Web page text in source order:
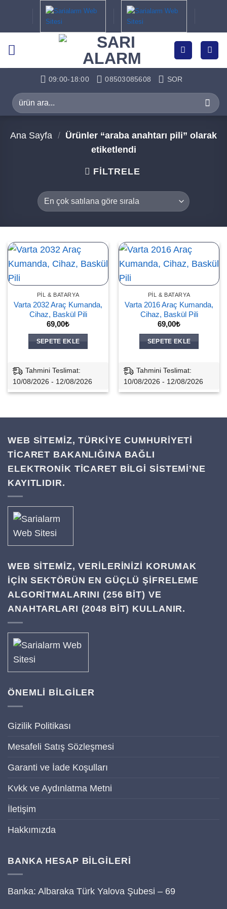
09:00-18:00 08503085608 SOR
Ara:
Ana Sayfa / Ürünler “araba anahtarı pili” olarak
etiketlendi
FILTRELE
PIL & BATARYA
Varta 2032 Araç Kumanda,
Cihaz, Baskül Pili
69,00₺
SEPETE EKLE
Tahmini Teslimat:
10/08/2026 - 12/08/2026
PIL & BATARYA
Varta 2016 Araç Kumanda,
Cihaz, Baskül Pili
69,00₺
SEPETE EKLE
Tahmini Teslimat:
10/08/2026 - 12/08/2026
WEB SİTEMİZ, TÜRKİYE CUMHURİYETİ
TİCARET BAKANLIĞINA BAĞLI
ELEKTRONİK TİCARET BİLGİ SİSTEMİ’NE
KAYITLIDIR.
WEB SITEMIZ, VERILERINIZI KORUMAK
IÇIN SEKTÖRÜN EN GÜÇLÜ ŞIFRELEME
ALGORITMALARINI (256 BIT) VE
ANAHTARLARI (2048 BIT) KULLANIR.
ÖNEMLİ BİLGİLER
Gizilik Politikası
Mesafeli Satış Sözleşmesi
Garanti ve İade Koşulları
Kvkk ve Aydınlatma Metni
İletişim
Hakkımızda
BANKA HESAP BİLGİLERİ
Banka: Albaraka Türk Yalova Şubesi – 69